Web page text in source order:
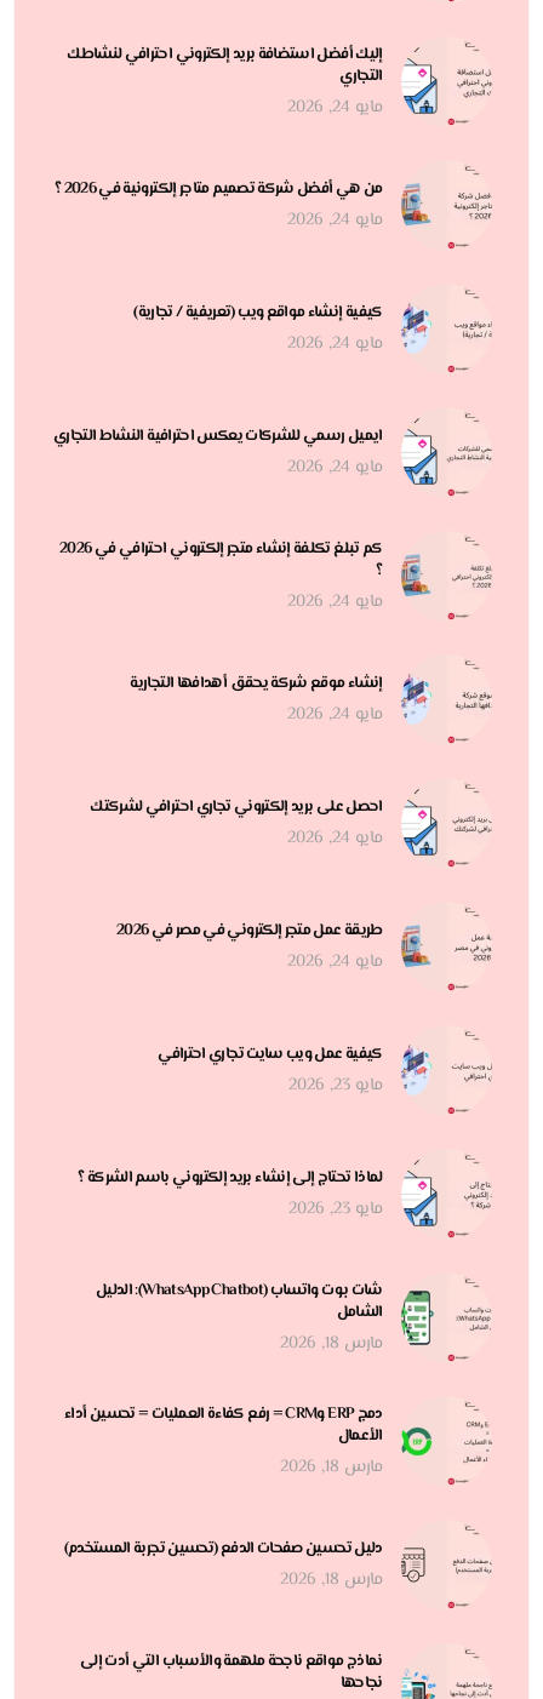
إليك أفضل استضافة بريد إلكتروني احترافي لنشاطك
التجاري
مايو 24, 2026
من هي أفضل شركة تصميم متاجر إلكترونية في 2026 ؟
مايو 24, 2026
كيفية إنشاء مواقع ويب (تعريفية / تجارية)
مايو 24, 2026
ايميل رسمي للشركات يعكس احترافية النشاط التجاري
مايو 24, 2026
كم تبلغ تكلفة إنشاء متجر إلكتروني احترافي في 2026
؟
مايو 24, 2026
إنشاء موقع شركة يحقق أهدافها التجارية
مايو 24, 2026
احصل على بريد إلكتروني تجاري احترافي لشركتك
مايو 24, 2026
طريقة عمل متجر إلكتروني في مصر في 2026
مايو 24, 2026
كيفية عمل ويب سايت تجاري احترافي
مايو 23, 2026
لماذا تحتاج إلى إنشاء بريد إلكتروني باسم الشركة ؟
مايو 23, 2026
شات بوت واتساب (WhatsApp Chatbot): الدليل
الشامل
مارس 18, 2026
دمج ERP وCRM = رفع كفاءة العمليات = تحسين أداء
الأعمال
مارس 18, 2026
دليل تحسين صفحات الدفع (تحسين تجربة المستخدم)
مارس 18, 2026
نماذج مواقع ناجحة ملهمة والأسباب التي أدت إلى
نجاحها